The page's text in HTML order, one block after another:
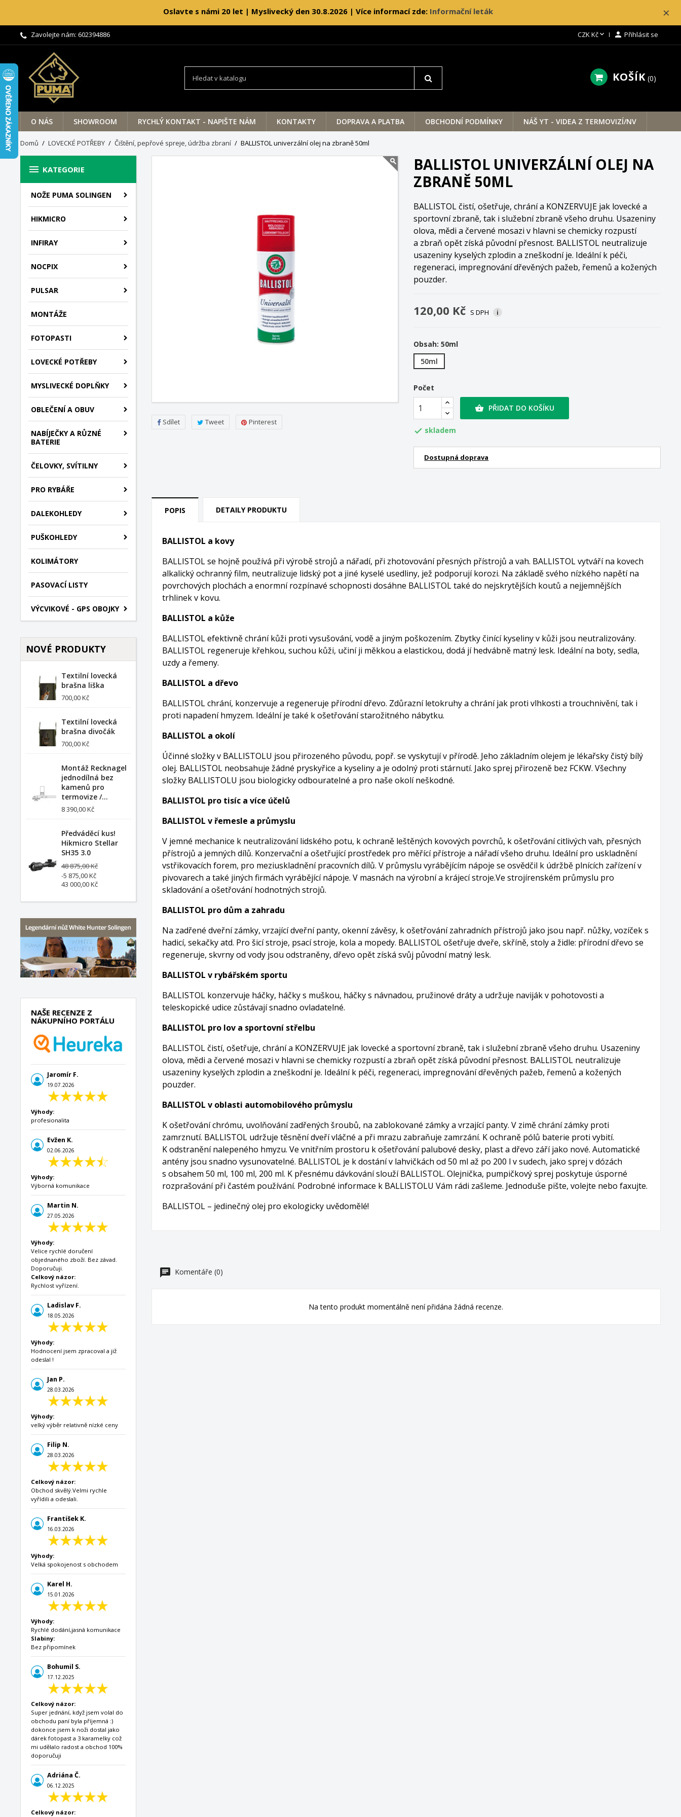
×
Oslavte s námi 20 let | Myslivecký den 30.8.2026 | Více informací zde: Informační leták
Zavolejte nám: 602394886 CZK Kč  Přihlásit se
KOŠÍK 0
O NÁS SHOWROOM RYCHLÝ KONTAKT - NAPIŠTE NÁM KONTAKTY DOPRAVA A PLATBA OBCHODNÍ PODMÍNKY NÁŠ YT - VIDEA Z TERMOVIZÍ/NV
Domů LOVECKÉ POTŘEBY Čištění, pepřové spreje, údržba zbraní BALLISTOL univerzální olej na zbraně 50ml
 KATEGORIE
NOŽE PUMA SOLINGEN
HIKMICRO
INFIRAY
NOCPIX
PULSAR
MONTÁŽE
FOTOPASTI
LOVECKÉ POTŘEBY
MYSLIVECKÉ DOPLŇKY
OBLEČENÍ A OBUV
NABÍJEČKY A RŮZNÉ
BATERIE
ČELOVKY, SVÍTILNY
PRO RYBÁŘE
DALEKOHLEDY
PUŠKOHLEDY
KOLIMÁTORY
PASOVACÍ LISTY
VÝCVIKOVÉ - GPS OBOJKY
NOVÉ PRODUKTY
Textilní lovecká
brašna liška
700,00 Kč
Textilní lovecká
brašna divočák
700,00 Kč
Montáž Recknagel
jednodílná bez
kamenů pro
termovize /...
8 390,00 Kč
Předváděcí kus!
Hikmicro Stellar
SH35 3.0
48 875,00 Kč
-5 875,00 Kč
43 000,00 Kč
NAŠE RECENZE Z
NÁKUPNÍHO PORTÁLU
Jaromír F.
19.07.2026
Výhody:
profesionalita
Evžen K.
02.06.2026
Výhody:
Výborná komunikace
Martin N.
27.05.2026
Výhody:
Velice rychlé doručení
objednaného zboží. Bez závad.
Doporučuji.
Celkový názor:
Rychlost vyřízení.
Ladislav F.
18.05.2026
Výhody:
Hodnocení jsem zpracoval a již
odeslal !
Jan P.
28.03.2026
Výhody:
velký výběr relativně nízké ceny
Filip N.
28.03.2026
Celkový názor:
Obchod skvělý.Velmi rychle
vyřídili a odeslali.
František K.
16.03.2026
Výhody:
Velká spokojenost s obchodem
Karel H.
15.01.2026
Výhody:
Rychlé dodání,jasná komunikace
Slabiny:
Bez připomínek
Bohumil S.
17.12.2025
Celkový názor:
Super jednání, když jsem volal do
obchodu paní byla příjemná :)
dokonce jsem k noži dostal jako
dárek fotopast a 3 karamelky což
mi udělalo radost a obchod 100%
doporučuji
Adriána Č.
06.12.2025
Celkový názor:
Sdílet Tweet Pinterest
BALLISTOL UNIVERZÁLNÍ OLEJ NA
ZBRANĚ 50ML
BALLISTOL čistí, ošetřuje, chrání a KONZERVUJE jak lovecké a
sportovní zbraně, tak i služební zbraně všeho druhu. Usazeniny
olova, mědi a červené mosazi v hlavni se chemicky rozpustí
a zbraň opět získá původní přesnost. BALLISTOL neutralizuje
usazeniny kyselých zplodin a zneškodní je. Ideální k péči,
regeneraci, impregnování dřevěných pažeb, řemenů a kožených
pouzder.
120,00 Kč S DPH i
Obsah: 50ml
50ml
Počet
 PŘIDAT DO KOŠÍKU
 skladem
Dostupná doprava
POPIS DETAILY PRODUKTU
BALLISTOL a kovy
BALLISTOL se hojně používá při výrobě strojů a nářadí, při zhotovování přesných přístrojů a vah. BALLISTOL vytváří na kovech
alkalický ochranný film, neutralizuje lidský pot a jiné kyselé usedliny, jež podporují korozi. Na základě svého nízkého napětí na
povrchových plochách a enormní rozpínavé schopnosti dosáhne BALLISTOL také do nejskrytějších koutů a nejjemnějších
trhlinek v kovu.
BALLISTOL a kůže
BALLISTOL efektivně chrání kůži proti vysušování, vodě a jiným poškozením. Zbytky činící kyseliny v kůži jsou neutralizovány.
BALLISTOL regeneruje křehkou, suchou kůži, učiní ji měkkou a elastickou, dodá jí hedvábně matný lesk. Ideální na boty, sedla,
uzdy a řemeny.
BALLISTOL a dřevo
BALLISTOL chrání, konzervuje a regeneruje přírodní dřevo. Zdůrazní letokruhy a chrání jak proti vlhkosti a trouchnivění, tak i
proti napadení hmyzem. Ideální je také k ošetřování starožitného nábytku.
BALLISTOL a okolí
Účinné složky v BALLISTOLU jsou přirozeného původu, popř. se vyskytují v přírodě. Jeho základním olejem je lékařsky čistý bílý
olej. BALLISTOL neobsahuje žádné pryskyřice a kyseliny a je odolný proti stárnutí. Jako sprej přirozeně bez FCKW. Všechny
složky BALLISTOLU jsou biologicky odbouratelné a pro naše okolí neškodné.
BALLISTOL pro tisíc a více účelů
BALLISTOL v řemesle a průmyslu
V jemné mechanice k neutralizování lidského potu, k ochraně leštěných kovových povrchů, k ošetřování citlivých vah, přesných
přístrojů a jemných dílů. Konzervační a ošetřující prostředek pro měřící přístroje a nářadí všeho druhu. Ideální pro uskladnění
vstřikovacích forem, pro meziuskladnění pracovních dílů. V průmyslu vyrábějícím nápoje se osvědčil k údržbě plnících zařízení v
pivovarech a také jiných firmách vyrábějící nápoje. V masnách na výrobní a krájecí stroje.Ve strojírenském průmyslu pro
skladování a ošetřování hodnotných strojů.
BALLISTOL pro dům a zahradu
Na zadřené dveřní zámky, vrzající dveřní panty, okenní závěsy, k ošetřování zahradních přístrojů jako jsou např. nůžky, vozíček s
hadicí, sekačky atd. Pro šicí stroje, psací stroje, kola a mopedy. BALLISTOL ošetřuje dveře, skříně, stoly a židle: přírodní dřevo se
regeneruje, skvrny od vody jsou odstraněny, dřevo opět získá svůj původní matný lesk.
BALLISTOL v rybářském sportu
BALLISTOL konzervuje háčky, háčky s muškou, háčky s návnadou, pružinové dráty a udržuje naviják v pohotovosti a
teleskopické udice zůstávají snadno ovladatelné.
BALLISTOL pro lov a sportovní střelbu
BALLISTOL čistí, ošetřuje, chrání a KONZERVUJE jak lovecké a sportovní zbraně, tak i služební zbraně všeho druhu. Usazeniny
olova, mědi a červené mosazi v hlavni se chemicky rozpustí a zbraň opět získá původní přesnost. BALLISTOL neutralizuje
usazeniny kyselých zplodin a zneškodní je. Ideální k péči, regeneraci, impregnování dřevěných pažeb, řemenů a kožených
pouzder.
BALLISTOL v oblasti automobilového průmyslu
K ošetřování chrómu, uvolňování zadřených šroubů, na zablokované zámky a vrzající panty. V zimě chrání zámky proti
zamrznutí. BALLISTOL udržuje těsnění dveří vláčné a při mrazu zabraňuje zamrzání. K ochraně pólů baterie proti vybití.
K odstranění nalepeného hmyzu. Ve vnitřním prostoru k ošetřování palubové desky, plast a dřevo září jako nové. Automatické
antény jsou snadno vysunovatelné. BALLISTOL je k dostání v lahvičkách od 50 ml až po 200 l v sudech, jako sprej v dózách
s obsahem 50 ml, 100 ml, 200 ml. K přesnému dávkování slouží BALLISTOL. Olejnička, pumpičkový sprej poskytuje úsporné
rozprašování při častém používání. Podrobné informace k BALLISTOLU Vám rádi zašleme. Jednoduše pište, volejte nebo faxujte.
BALLISTOL – jedinečný olej pro ekologicky uvědomělé!
Komentáře (0)
Na tento produkt momentálně není přidána žádná recenze.